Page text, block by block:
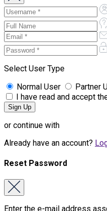
Select User Type
Normal User
Partner
I have read and accept
or continue with
Already have an account?
Reset Password
Enter the e-mail address